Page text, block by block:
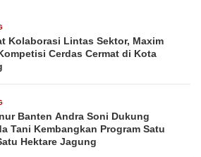
Kolaborasi Lintas Sektor, Maxim
Cerdas Cermat di Kota
Banten Andra Soni Dukung
Tani Kembangkan Program Satu
Hektare Jagung